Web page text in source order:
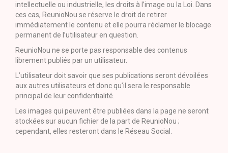
intellectuelle ou industrielle, les droits à l’image ou la Loi. Dans
ces cas, ReunioNou se réserve le droit de retirer
immédiatement le contenu et elle pourra réclamer le blocage
permanent de l’utilisateur en question.
ReunioNou ne se porte pas responsable des contenus
librement publiés par un utilisateur.
L’utilisateur doit savoir que ses publications seront dévoilées
aux autres utilisateurs et donc qu’il sera le responsable
principal de leur confidentialité.
Les images qui peuvent être publiées dans la page ne seront
stockées sur aucun fichier de la part de ReunioNou ;
cependant, elles resteront dans le Réseau Social.